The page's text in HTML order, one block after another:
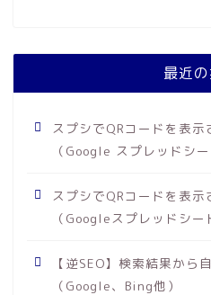
最近
スプシでQRコードを表
（Google スプレッドシー
スプシでQRコードを表
（Googleスプレッドシー
【逆SEO】検索結果から
（Google、Bing他）